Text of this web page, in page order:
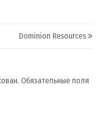
Dominion Resources
Обязательные поля